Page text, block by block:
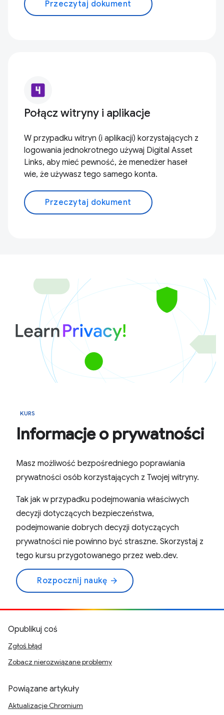
Przeczytaj dokument
looks_4
Połącz witryny i aplikacje
W przypadku witryn (i aplikacji) korzystających z
logowania jednokrotnego używaj Digital Asset
Links, aby mieć pewność, że menedżer haseł
wie, że używasz tego samego konta.
Przeczytaj dokument
KURS
Informacje o prywatności
Masz możliwość bezpośredniego poprawiania
prywatności osób korzystających z Twojej witryny.
Tak jak w przypadku podejmowania właściwych
decyzji dotyczących bezpieczeństwa,
podejmowanie dobrych decyzji dotyczących
prywatności nie powinno być straszne. Skorzystaj z
tego kursu przygotowanego przez web.dev.
Rozpocznij naukę arrow_forward
Opublikuj coś
Zgłoś błąd
Zobacz nierozwiązane problemy
Powiązane artykuły
Aktualizacje Chromium